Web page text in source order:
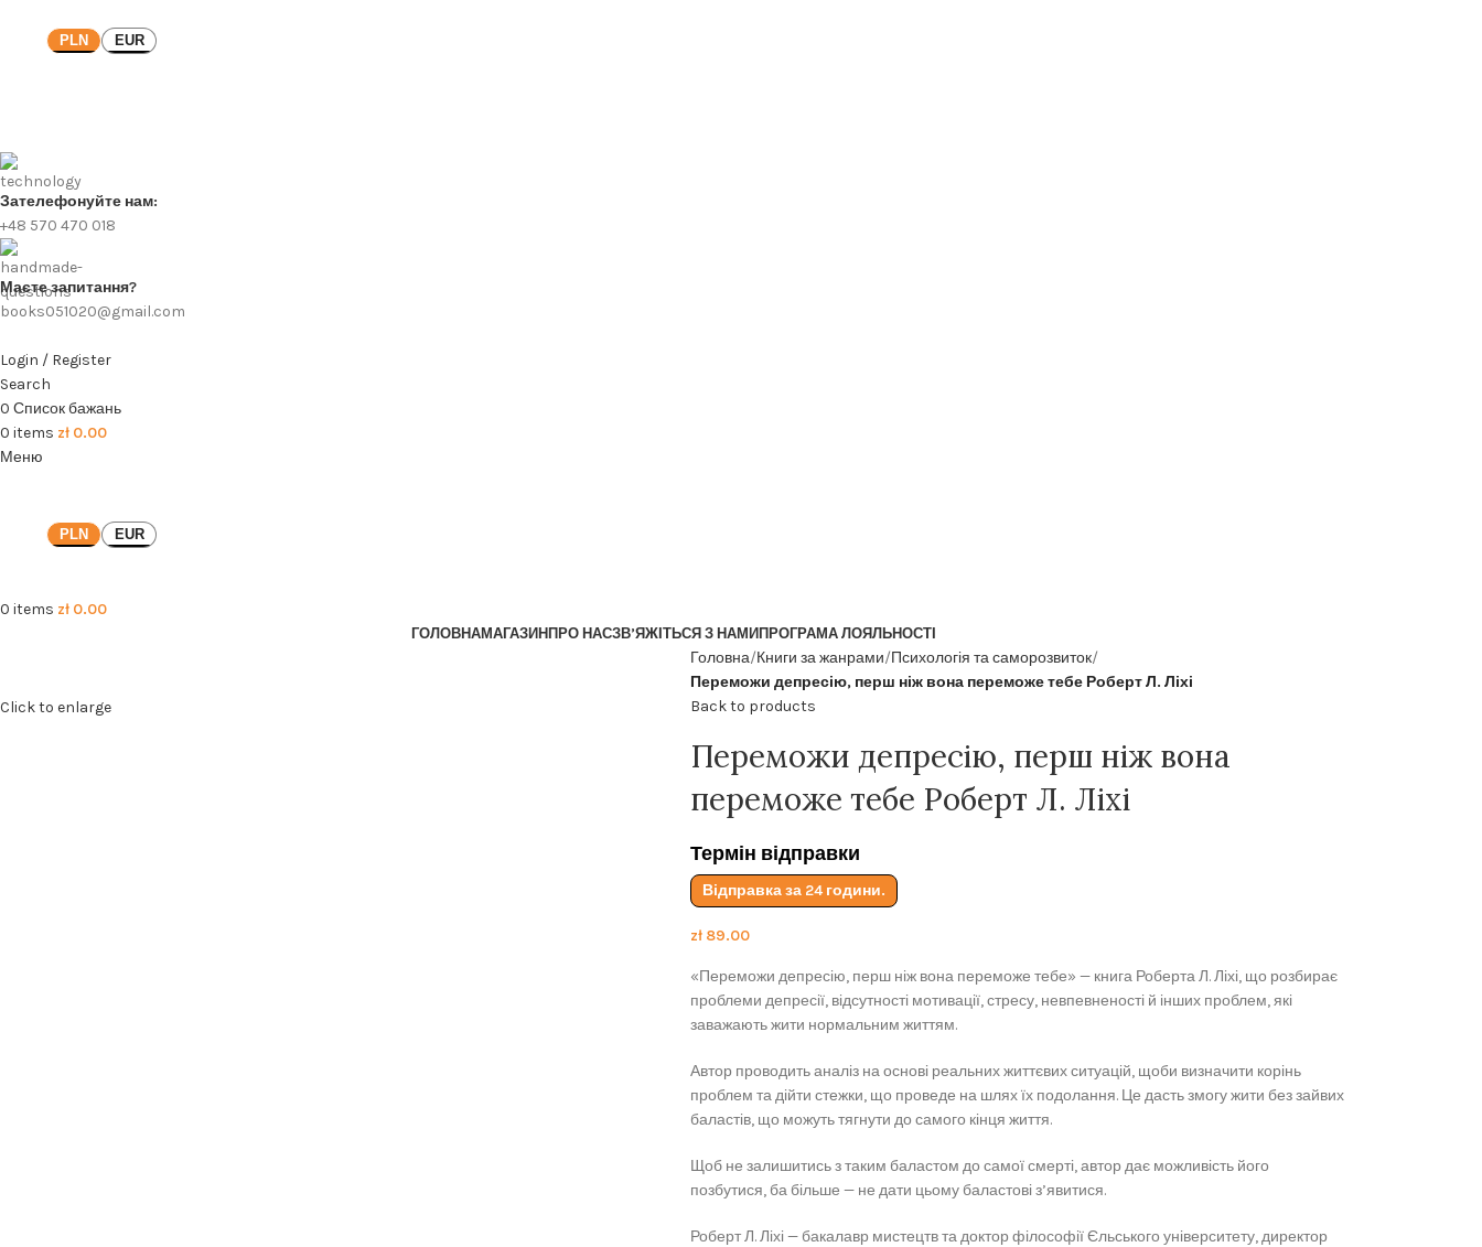
PLN EUR
Зателефонуйте нам:
+48 570 470 018
Маєте запитання?
books051020@gmail.com
Login / Register
Search
0 Список бажань
0 items zł 0.00
Меню
PLN EUR
0 items zł 0.00
ГОЛОВНАМАГАЗИН ПРО НАСЗВ’ЯЖІТЬСЯ З НАМИ ПРОГРАМА ЛОЯЛЬНОСТІ
Click to enlarge
Головна Книги за жанрами Психологія та саморозвиток
Переможи депресію, перш ніж вона переможе тебе Роберт Л. Ліхі
Back to products
Переможи депресію, перш ніж вона
переможе тебе Роберт Л. Ліхі
Термін відправки
Відправка за 24 години.
zł89.00
«Переможи депресію, перш ніж вона переможе тебе» — книга Роберта Л. Ліхі, що розбирає
проблеми депресії, відсутності мотивації, стресу, невпевненості й інших проблем, які
заважають жити нормальним життям.
Автор проводить аналіз на основі реальних життєвих ситуацій, щоби визначити корінь
проблем та дійти стежки, що проведе на шлях їх подолання. Це дасть змогу жити без зайвих
баластів, що можуть тягнути до самого кінця життя.
Щоб не залишитись з таким баластом до самої смерті, автор дає можливість його
позбутися, ба більше — не дати цьому баластові з’явитися.
Роберт Л. Ліхі — бакалавр мистецтв та доктор філософії Єльського університету, директор